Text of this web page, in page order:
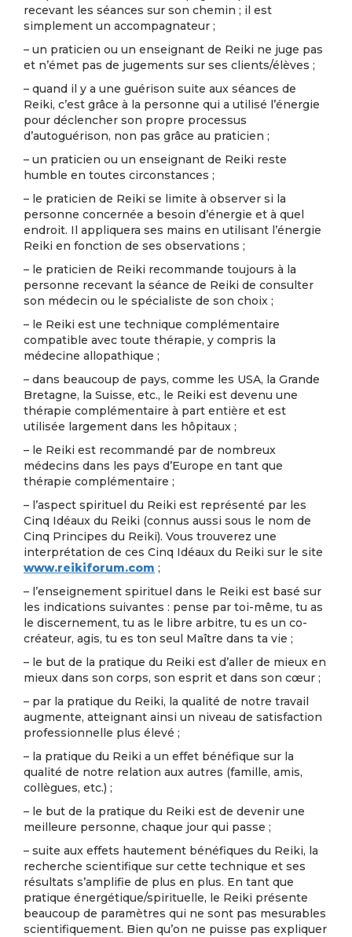
recevant les séances sur son chemin ; il est
simplement un accompagnateur ;
– un praticien ou un enseignant de Reiki ne juge pas
et n’émet pas de jugements sur ses clients/élèves ;
– quand il y a une guérison suite aux séances de
Reiki, c’est grâce à la personne qui a utilisé l’énergie
pour déclencher son propre processus
d’autoguérison, non pas grâce au praticien ;
– un praticien ou un enseignant de Reiki reste
humble en toutes circonstances ;
– le praticien de Reiki se limite à observer si la
personne concernée a besoin d’énergie et à quel
endroit. Il appliquera ses mains en utilisant l’énergie
Reiki en fonction de ses observations ;
– le praticien de Reiki recommande toujours à la
personne recevant la séance de Reiki de consulter
son médecin ou le spécialiste de son choix ;
– le Reiki est une technique complémentaire
compatible avec toute thérapie, y compris la
médecine allopathique ;
– dans beaucoup de pays, comme les USA, la Grande
Bretagne, la Suisse, etc., le Reiki est devenu une
thérapie complémentaire à part entière et est
utilisée largement dans les hôpitaux ;
– le Reiki est recommandé par de nombreux
médecins dans les pays d’Europe en tant que
thérapie complémentaire ;
– l’aspect spirituel du Reiki est représenté par les
Cinq Idéaux du Reiki (connus aussi sous le nom de
Cinq Principes du Reiki). Vous trouverez une
interprétation de ces Cinq Idéaux du Reiki sur le site
www.reikiforum.com ;
– l’enseignement spirituel dans le Reiki est basé sur
les indications suivantes : pense par toi-même, tu as
le discernement, tu as le libre arbitre, tu es un co-
créateur, agis, tu es ton seul Maître dans ta vie ;
– le but de la pratique du Reiki est d’aller de mieux en
mieux dans son corps, son esprit et dans son cœur ;
– par la pratique du Reiki, la qualité de notre travail
augmente, atteignant ainsi un niveau de satisfaction
professionnelle plus élevé ;
– la pratique du Reiki a un effet bénéfique sur la
qualité de notre relation aux autres (famille, amis,
collègues, etc.) ;
– le but de la pratique du Reiki est de devenir une
meilleure personne, chaque jour qui passe ;
– suite aux effets hautement bénéfiques du Reiki, la
recherche scientifique sur cette technique et ses
résultats s’amplifie de plus en plus. En tant que
pratique énergétique/spirituelle, le Reiki présente
beaucoup de paramètres qui ne sont pas mesurables
scientifiquement. Bien qu’on ne puisse pas expliquer